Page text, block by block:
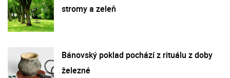
stromy a zeleň
Bánovský poklad pochází z rituálu z doby
železné